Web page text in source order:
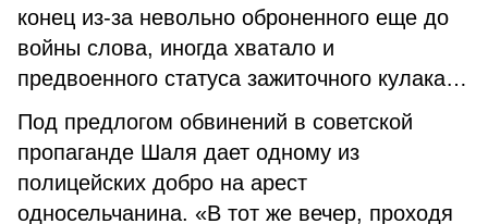
конец из-за невольно оброненного еще до
войны слова, иногда хватало и
предвоенного статуса зажиточного кулака…
Под предлогом обвинений в советской
пропаганде Шаля дает одному из
полицейских добро на арест
односельчанина. «В тот же вечер, проходя